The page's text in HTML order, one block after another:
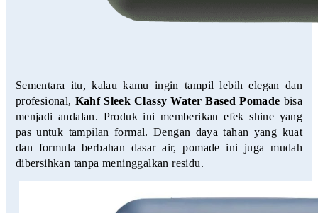
Sementara itu, kalau kamu ingin tampil lebih elegan dan
profesional, Kahf Sleek Classy Water Based Pomade bisa
menjadi andalan. Produk ini memberikan efek shine yang
pas untuk tampilan formal. Dengan daya tahan yang kuat
dan formula berbahan dasar air, pomade ini juga mudah
dibersihkan tanpa meninggalkan residu.